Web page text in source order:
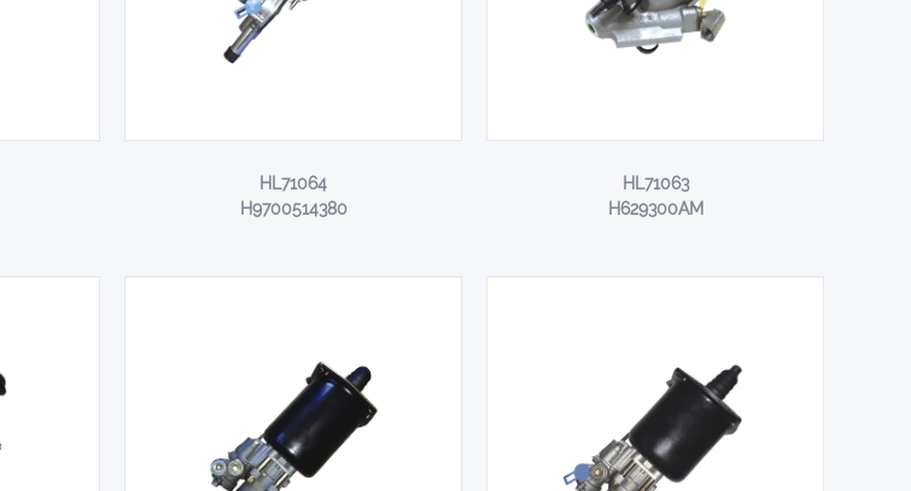
HL71063
H629300AM
HL71064
H9700514380